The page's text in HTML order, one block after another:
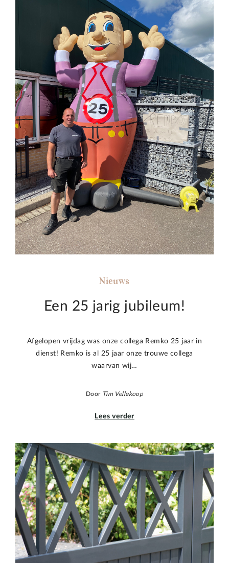
Nieuws
Een 25 jarig jubileum!
Afgelopen vrijdag was onze collega Remko 25 jaar in
dienst! Remko is al 25 jaar onze trouwe collega
waarvan wij…
Door Tim Vellekoop
Lees verder